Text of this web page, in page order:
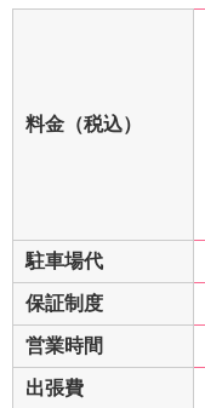
料金（税込）
駐車場代
保証制度
営業時間
出張費